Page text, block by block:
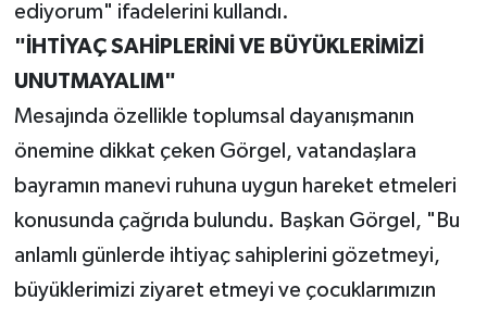
ediyorum" ifadelerini kullandı.
"İHTİYAÇ SAHİPLERİNİ VE BÜYÜKLERİMİZİ
UNUTMAYALIM"
Mesajında özellikle toplumsal dayanışmanın
önemine dikkat çeken Görgel, vatandaşlara
bayramın manevi ruhuna uygun hareket etmeleri
konusunda çağrıda bulundu. Başkan Görgel, "Bu
anlamlı günlerde ihtiyaç sahiplerini gözetmeyi,
büyüklerimizi ziyaret etmeyi ve çocuklarımızın